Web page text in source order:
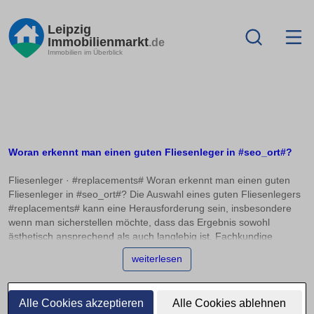
Alle Cookies akzeptieren Alle Cookies ablehnen
Leipzig
Immobilienmarkt.de
Immobilien im Überblick
Woran erkennt man einen guten Fliesenleger in #seo_ort#?
Fliesenleger · #replacements# Woran erkennt man einen guten
Fliesenleger in #seo_ort#? Die Auswahl eines guten Fliesenlegers
#replacements# kann eine Herausforderung sein, insbesondere
wenn man sicherstellen möchte, dass das Ergebnis sowohl
ästhetisch ansprechend als auch langlebig ist. Fachkundige
Betriebe zeichnen sich oft durch Innungsmitgliedschaft und
Meistertitel aus, bieten aber auch aussagekräftige
einen kompetenten Fliesenleger erkennen, wie Sie
Musterreferenzen prüfen und welche Rolle Kundenbewertungen
weiterlesen